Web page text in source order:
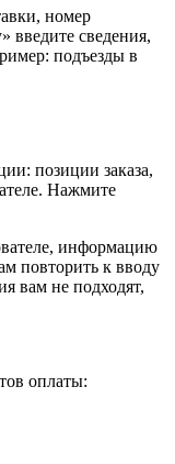
номер
введите сведения,
подъезды в
позиции заказа,
Нажмите
информацию
повторить к вводу
вам не подходят,
оплаты: